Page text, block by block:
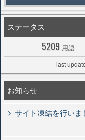
ステータス
5209 用語
last
お知らせ
サイト凍結を行いま